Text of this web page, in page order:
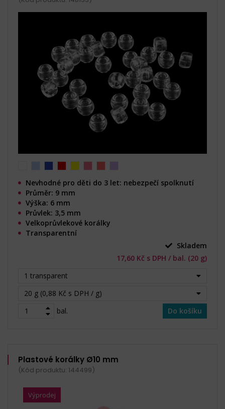
Nevhodné pro děti do 3 let: nebezpečí spolknutí
Průměr: 9 mm
Výška: 6 mm
Průvlek: 3,5 mm
Velkoprůvlekové korálky
Transparentní
Skladem
17,60 Kč s DPH / bal. (20 g)
1 transparent
20 g (0,88 Kč s DPH / g)
bal.
Do košíku
Plastové korálky Ø10 mm
(Kód produktu: 144499)
Výprodej